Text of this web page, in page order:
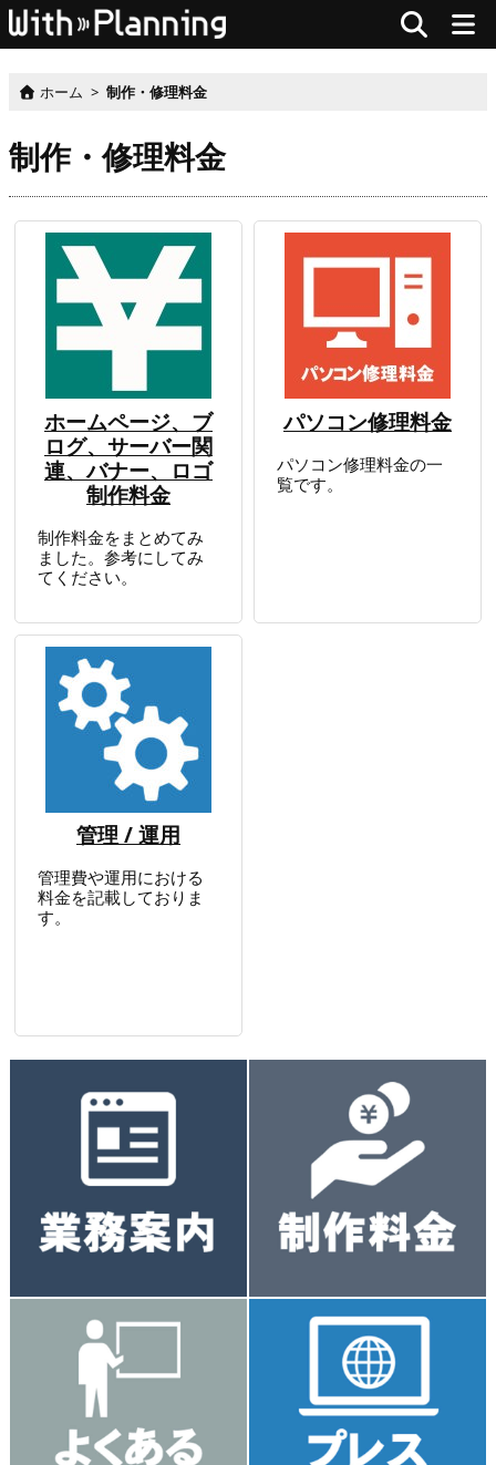
ホーム > 制作・修理料金
制作・修理料金
ホームページ、ブ
ログ、サーバー関
連、バナー、ロゴ
制作料金
制作料金をまとめてみ
ました。参考にしてみ
てください。
パソコン修理料金
パソコン修理料金の一
覧です。
管理 / 運用
管理費や運用における
料金を記載しておりま
す。